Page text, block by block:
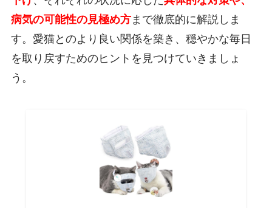
病気の可能性の見極め方まで徹底的に解説しま
す。愛猫とのより良い関係を築き、穏やかな毎日
を取り戻すためのヒントを見つけていきましょ
う。